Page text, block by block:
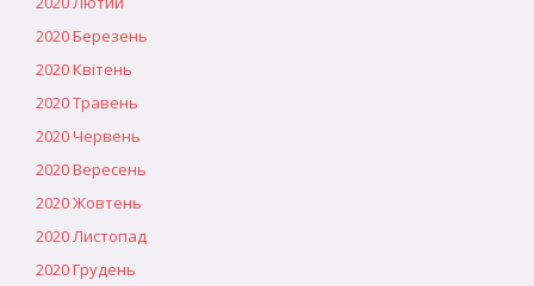
2020 Березень
2020 Квітень
2020 Травень
2020 Червень
2020 Вересень
2020 Жовтень
2020 Листопад
2020 Грудень